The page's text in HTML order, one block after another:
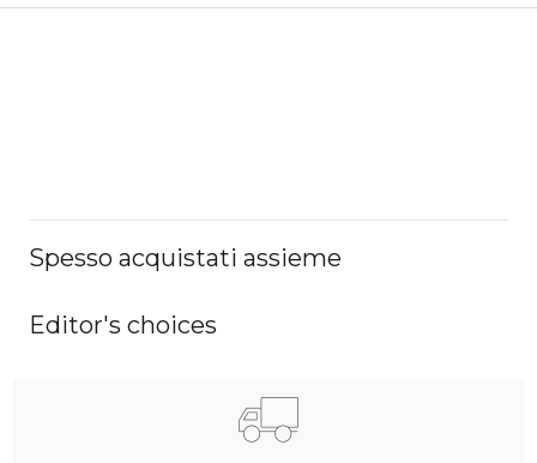
Spesso acquistati assieme
Editor's choices